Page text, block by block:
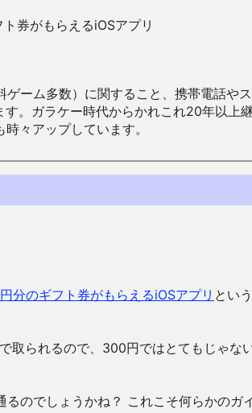
券がもらえるiOSアプリ
ーム多数）に関すること、携帯電話
す。ガラケー時代からかれこれ20年以
々アップしています。
分のギフト券がもらえるiOSアプリ とい
取られるので、300円ではとてもじゃな
のでしょうかね？ これこそ何らかのガ